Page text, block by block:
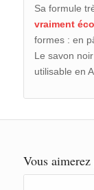
Sa formule
vraiment
formes : en
Le savon
utilisable en
Vous